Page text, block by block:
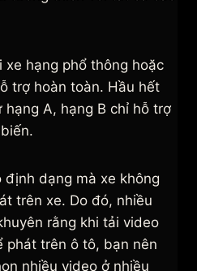
hạng phổ thông hoặc
trợ hoàn toàn. Hầu hết
A, hạng B chỉ hỗ trợ
định dạng mà xe không
trên xe. Do đó, nhiều
rằng khi tải video
phát trên ô tô, bạn nên
nhiều video ở nhiều